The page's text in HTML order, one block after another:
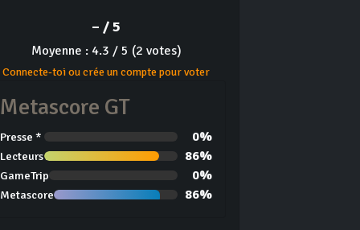
– / 5
Moyenne : 4.3 / 5 (2 votes)
Connecte-toi ou crée un compte pour voter
Metascore GT
Presse * 0%
Lecteurs 86%
GameTrip 0%
Metascore 86%